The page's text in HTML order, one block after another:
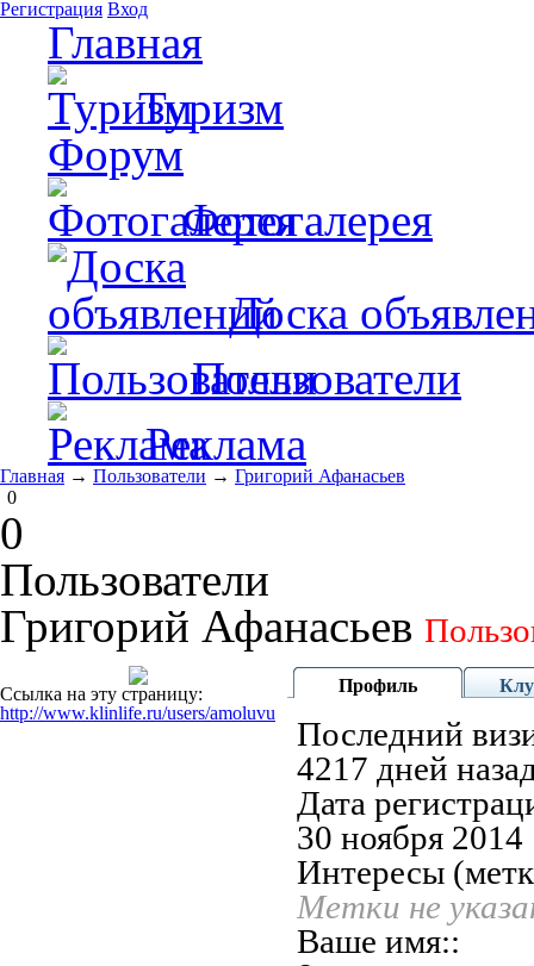
Регистрация Вход
Главная
Туризм
Форум
Фотогалерея
Доска
Пользователи
Реклама
Главная → Пользователи → Григорий Афанасьев
0
0
Пользователи
Григорий Афанасьев
Ссылка на эту страницу:
http://www.klinlife.ru/users/amoluvu
Профиль
Последний
4217 дней
Дата
30 ноября 2014
Интересы
Метки не
Ваше имя::